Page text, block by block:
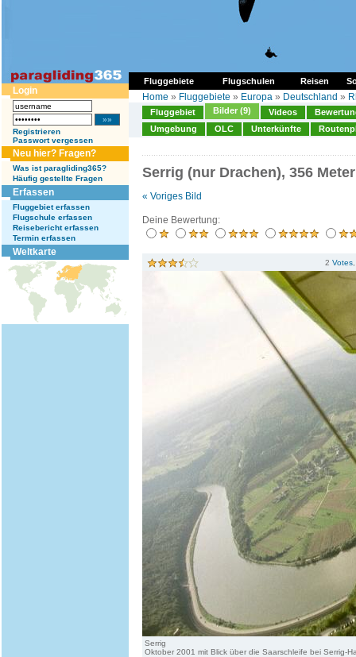
Fluggebiete Flugschulen Reisen
Login
Registrieren
Passwort vergessen
Neu hier? Fragen?
Was ist paragliding365?
Häufig gestellte Fragen
Erfassen
Fluggebiet erfassen
Flugschule erfassen
Reisebericht erfassen
Termin erfassen
Weltkarte
Home » Fluggebiete » Europa » Deutschland »
Fluggebiet Bilder (9) Videos
Umgebung
OLC Unterkünfte
Serrig (nur Drachen), 356 Meter
« Voriges Bild
Deine Bewertung:
2 Votes
Serrig
Oktober 2001 mit Blick über die Saarschleife bei Serrig-